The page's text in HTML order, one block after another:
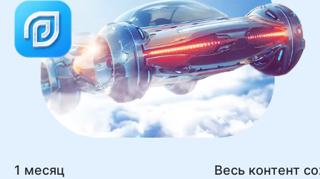
1 месяц Весь контент